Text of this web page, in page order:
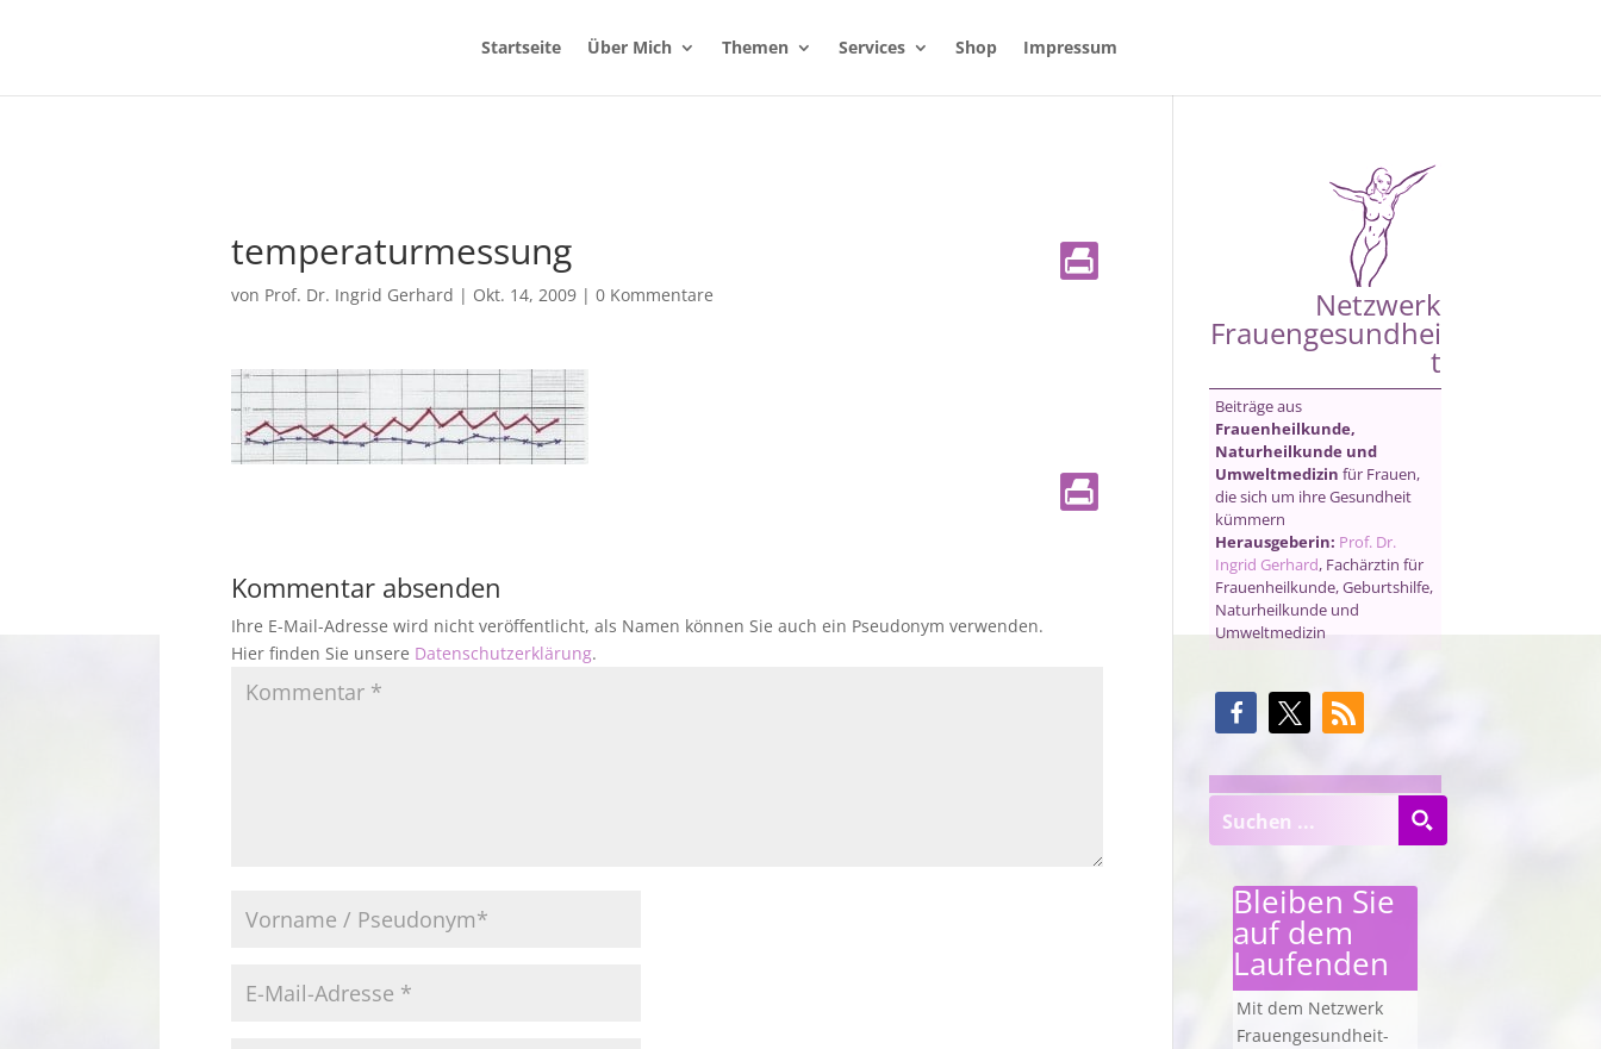
Startseite Über Mich Themen Services Shop Impressum
temperaturmessung
von Prof. Dr. Ingrid Gerhard | Okt. 14, 2009| 0 Kommentare
Kommentar absenden
Ihre E-Mail-Adresse wird nicht veröffentlicht, als Namen können Sie auch ein Pseudonym verwenden.
Hier finden Sie unsere Datenschutzerklärung.
Netzwerk
Frauengesundhei
t
Beiträge aus
Frauenheilkunde,
Naturheilkunde und
Umweltmedizin für Frauen,
die sich um ihre Gesundheit
kümmern
Herausgeberin: Prof. Dr.
Ingrid Gerhard, Fachärztin für
Frauenheilkunde, Geburtshilfe,
Naturheilkunde und
Umweltmedizin
Bleiben Sie
auf dem
Laufenden
Mit dem Netzwerk
Frauengesundheit-